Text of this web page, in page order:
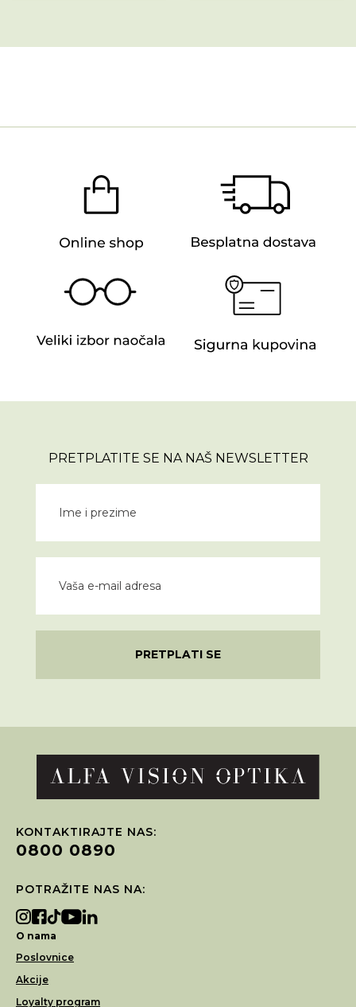
PRETPLATITE SE NA NAŠ NEWSLETTER
PRETPLATI SE
KONTAKTIRAJTE NAS:
0800 0890
POTRAŽITE NAS NA:
O nama
Poslovnice
Akcije
Loyalty program